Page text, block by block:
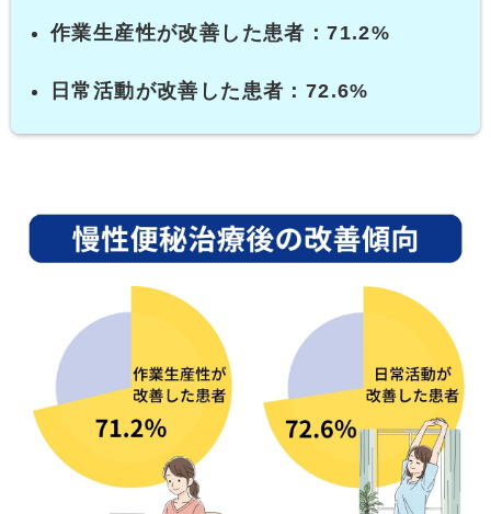
作業生産性が改善した患者：71.2%
日常活動が改善した患者：72.6%